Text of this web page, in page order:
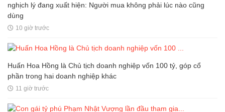
nghịch lý đang xuất hiện: Người mua không phải lúc nào cũng
dùng
10 giờ trước
Huấn Hoa Hồng là Chủ tịch doanh nghiệp vốn 100 tỷ, góp cổ
phần trong hai doanh nghiệp khác
11 giờ trước